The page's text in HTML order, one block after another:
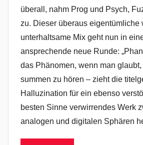
überall, nahm Prog und Psych,
zu. Dieser überaus eigentümliche
unterhaltsame Mix geht nun in
ansprechende neue Runde:
das Phänomen, wenn man
summen zu hören – zieht die
Halluzination für ein ebenso
besten Sinne verwirrendes Werk
analogen und digitalen Sphären